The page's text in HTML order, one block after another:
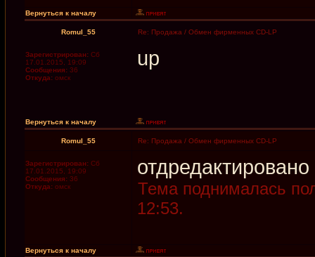
Вернуться к началу
Romul_55 Re: Продажа / Обмен фирменных CD-LP
Зарегистрирован: Сб
17.01.2015, 19:09
Сообщения: 36
Откуда: омск
up
Вернуться к началу
Romul_55 Re: Продажа / Обмен фирменных CD-LP
Зарегистрирован: Сб
17.01.2015, 19:09
Сообщения: 36
Откуда: омск
отдредактировано
Тема поднималась
12:53.
Вернуться к началу